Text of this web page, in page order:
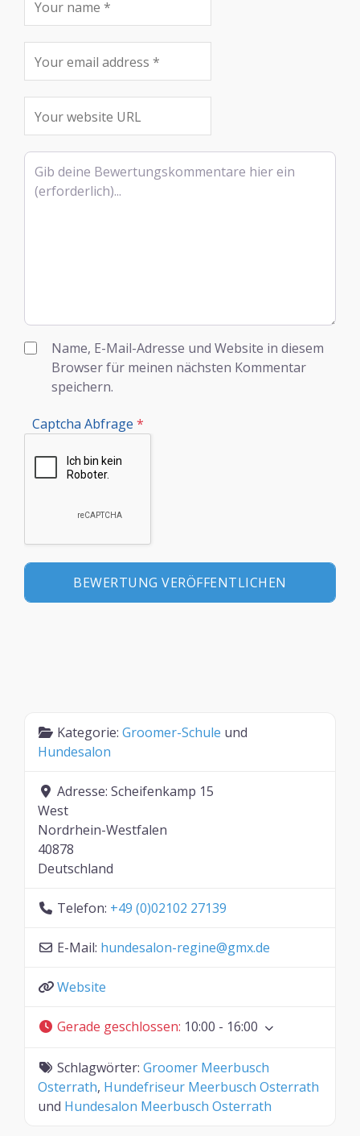
Rezensionstext
Name, E-Mail-Adresse und Website in diesem
Browser für meinen nächsten Kommentar
speichern.
Captcha Abfrage *
Kategorie: Groomer-Schule und
Hundesalon
Adresse: Scheifenkamp 15
West
Nordrhein-Westfalen
40878
Deutschland
Telefon: +49 (0)02102 27139
E-Mail: hundesalon-regine@gmx.de
Website
Gerade geschlossen: 10:00 - 16:00
Schlagwörter: Groomer Meerbusch
Osterrath, Hundefriseur Meerbusch Osterrath
und Hundesalon Meerbusch Osterrath